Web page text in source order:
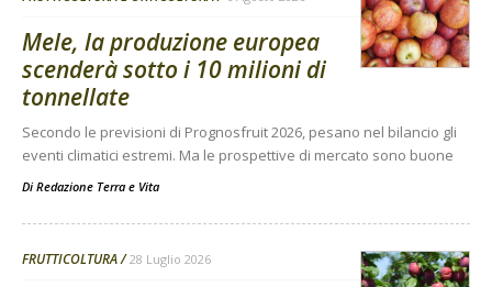
Mele, la produzione europea
scenderà sotto i 10 milioni di
tonnellate
Secondo le previsioni di Prognosfruit 2026, pesano nel bilancio gli
eventi climatici estremi. Ma le prospettive di mercato sono buone
Di Redazione Terra e Vita
FRUTTICOLTURA 28 Luglio 2026